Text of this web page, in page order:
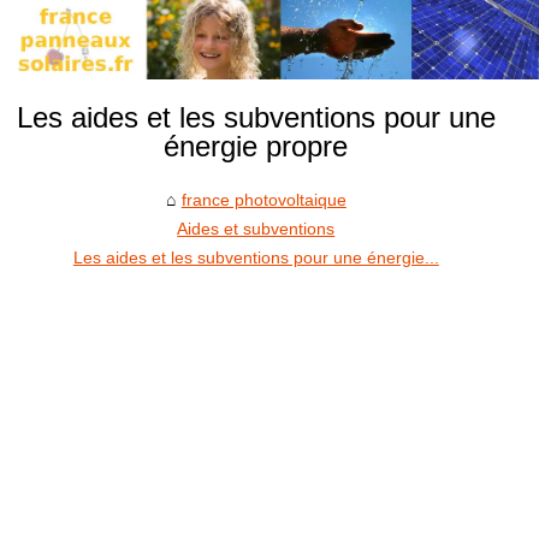
Les aides et les subventions pour une
énergie propre
france photovoltaique
Aides et subventions
Les aides et les subventions pour une énergie...